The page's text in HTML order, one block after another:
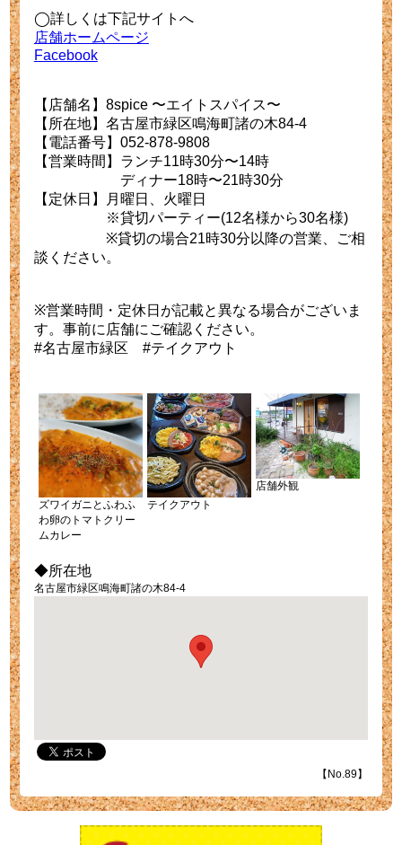
◯詳しくは下記サイトへ
店舗ホームページ
Facebook
【店舗名】8spice 〜エイトスパイス〜
【所在地】名古屋市緑区鳴海町諸の木84-4
【電話番号】052-878-9808
【営業時間】ランチ11時30分〜14時
ディナー18時〜21時30分
【定休日】月曜日、火曜日
※貸切パーティー(12名様から30名様)
※貸切の場合21時30分以降の営業、ご相
談ください。
※営業時間・定休日が記載と異なる場合がございま
す。事前に店舗にご確認ください。
#名古屋市緑区 #テイクアウト
ズワイガニとふわふ
わ卵のトマトクリー
ムカレー
テイクアウト
店舗外観
◆所在地
名古屋市緑区鳴海町諸の木84-4
【No.89】